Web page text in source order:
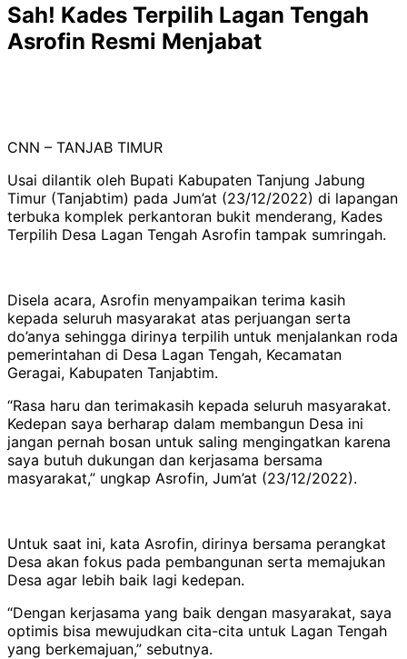
Sah! Kades Terpilih Lagan Tengah
Asrofin Resmi Menjabat
CNN – TANJAB TIMUR
Usai dilantik oleh Bupati Kabupaten Tanjung Jabung
Timur (Tanjabtim) pada Jum’at (23/12/2022) di lapangan
terbuka komplek perkantoran bukit menderang, Kades
Terpilih Desa Lagan Tengah Asrofin tampak sumringah.
Disela acara, Asrofin menyampaikan terima kasih
kepada seluruh masyarakat atas perjuangan serta
do’anya sehingga dirinya terpilih untuk menjalankan roda
pemerintahan di Desa Lagan Tengah, Kecamatan
Geragai, Kabupaten Tanjabtim.
“Rasa haru dan terimakasih kepada seluruh masyarakat.
Kedepan saya berharap dalam membangun Desa ini
jangan pernah bosan untuk saling mengingatkan karena
saya butuh dukungan dan kerjasama bersama
masyarakat,” ungkap Asrofin, Jum’at (23/12/2022).
Untuk saat ini, kata Asrofin, dirinya bersama perangkat
Desa akan fokus pada pembangunan serta memajukan
Desa agar lebih baik lagi kedepan.
“Dengan kerjasama yang baik dengan masyarakat, saya
optimis bisa mewujudkan cita-cita untuk Lagan Tengah
yang berkemajuan,” sebutnya.